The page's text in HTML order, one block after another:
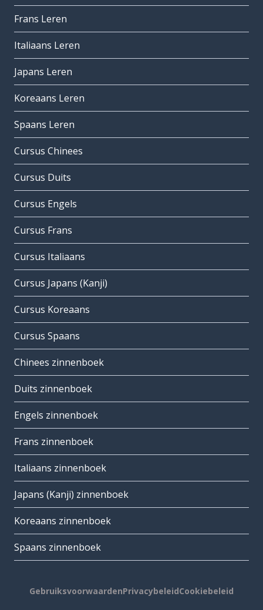
Frans Leren
Italiaans Leren
Japans Leren
Koreaans Leren
Spaans Leren
Cursus Chinees
Cursus Duits
Cursus Engels
Cursus Frans
Cursus Italiaans
Cursus Japans (Kanji)
Cursus Koreaans
Cursus Spaans
Chinees zinnenboek
Duits zinnenboek
Engels zinnenboek
Frans zinnenboek
Italiaans zinnenboek
Japans (Kanji) zinnenboek
Koreaans zinnenboek
Spaans zinnenboek
GebruiksvoorwaardenPrivacybeleidCookiebeleid